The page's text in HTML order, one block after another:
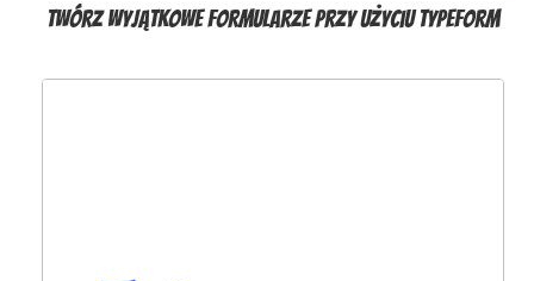
Twórz wyjątkowe formularze przy użyciu TypeForm